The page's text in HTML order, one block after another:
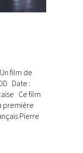
film de
Date :
Ce film
première
Pierre